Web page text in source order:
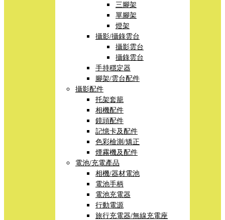
三腳架
單腳架
燈架
攝影/攝錄雲台
攝影雲台
攝錄雲台
手持穩定器
腳架/雲台配件
攝影配件
托架套籠
相機配件
鏡頭配件
記憶卡及配件
色彩檢測/矯正
煙霧機及配件
電池/充電產品
相機/器材電池
電池手柄
電池充電器
行動電源
旅行充電器/無線充電座